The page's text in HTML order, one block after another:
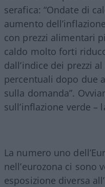
serafica: “Ondate di
aumento
con prezzi alimentari
caldo molto forti
dall’indice dei prezzi
percentuali dopo due
sulla domanda”.
sull’inflazione verde –
La numero uno
nell’eurozona ci sono
esposizione diversa